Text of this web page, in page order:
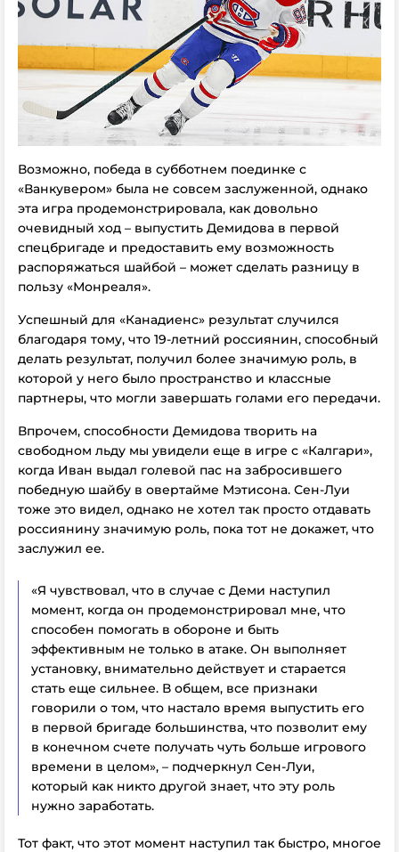
Возможно, победа в субботнем поединке с
«Ванкувером» была не совсем заслуженной, однако
эта игра продемонстрировала, как довольно
очевидный ход – выпустить Демидова в первой
спецбригаде и предоставить ему возможность
распоряжаться шайбой – может сделать разницу в
пользу «Монреаля».
Успешный для «Канадиенс» результат случился
благодаря тому, что 19-летний россиянин, способный
делать результат, получил более значимую роль, в
которой у него было пространство и классные
партнеры, что могли завершать голами его передачи.
Впрочем, способности Демидова творить на
свободном льду мы увидели еще в игре с «Калгари»,
когда Иван выдал голевой пас на забросившего
победную шайбу в овертайме Мэтисона. Сен-Луи
тоже это видел, однако не хотел так просто отдавать
россиянину значимую роль, пока тот не докажет, что
заслужил ее.
«Я чувствовал, что в случае с Деми наступил
момент, когда он продемонстрировал мне, что
способен помогать в обороне и быть
эффективным не только в атаке. Он выполняет
установку, внимательно действует и старается
стать еще сильнее. В общем, все признаки
говорили о том, что настало время выпустить его
в первой бригаде большинства, что позволит ему
в конечном счете получать чуть больше игрового
времени в целом», – подчеркнул Сен-Луи,
который как никто другой знает, что эту роль
нужно заработать.
Тот факт, что этот момент наступил так быстро, многое